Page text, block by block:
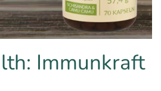
Immunkraft